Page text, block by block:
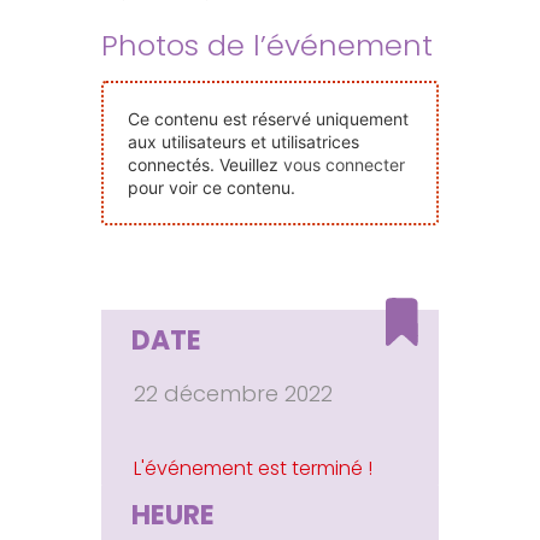
Nous Contacter
Devenir Bénévole
Connexion-membre
Photos de l’événement
Ce contenu est réservé uniquement
aux utilisateurs et utilisatrices
connectés. Veuillez vous connecter
pour voir ce contenu.
DATE
22 décembre 2022
HEURE